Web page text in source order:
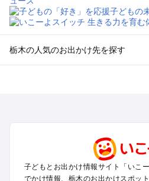
栃木の人気のお出かけ先を探す
小山・栃木・鹿沼周辺のプールお出
熊谷・太田・足利・古河のプールお
塩原・矢板・大田原・西那須野の
子どもとお出かけ情報サイト「いこ
でかけ情報、栃木のお出かけスポッ